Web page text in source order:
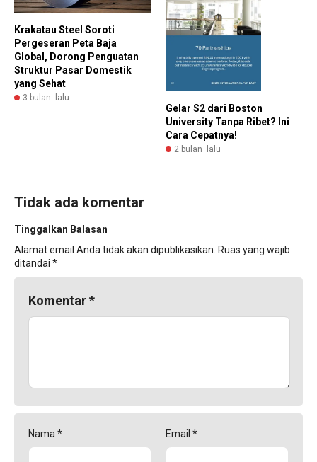
Krakatau Steel Soroti
Pergeseran Peta Baja
Global, Dorong Penguatan
Struktur Pasar Domestik
yang Sehat
3 bulan lalu
Gelar S2 dari Boston
University Tanpa Ribet? Ini
Cara Cepatnya!
2 bulan lalu
Tidak ada komentar
Tinggalkan Balasan
Alamat email Anda tidak akan dipublikasikan. Ruas yang wajib
ditandai *
Komentar*
Nama* Email *